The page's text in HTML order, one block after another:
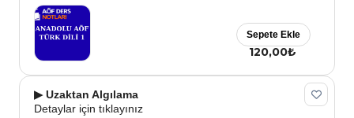
120,00₺
Sepete Ekle
▶ Uzaktan Algılama
Detaylar için tıklayınız